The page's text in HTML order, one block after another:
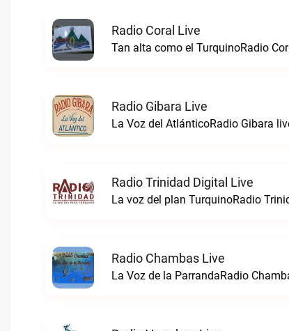
Radio Coral Live
Tan alta como el TurquinoRadio
Radio Gibara Live
La Voz del AtlánticoRadio Gibara
Radio Trinidad Digital Live
La voz del plan TurquinoRadio
Radio Chambas Live
La Voz de la ParrandaRadio